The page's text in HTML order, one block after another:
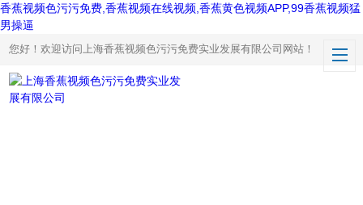
香蕉视频色污污免费,香蕉视频在线视频,香蕉黄色视频APP,99香蕉视频猛
男操逼
您好！欢迎访问上海香蕉视频色污污免费实业发展有限公司网站！